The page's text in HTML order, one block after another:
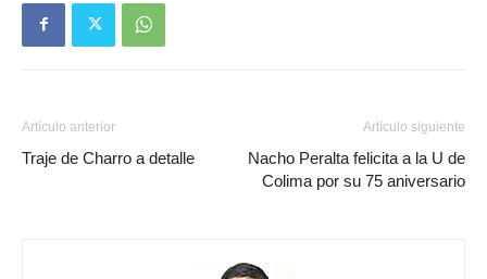
Artículo anterior
Traje de Charro a detalle
Artículo siguiente
Nacho Peralta felicita a la U de
Colima por su 75 aniversario